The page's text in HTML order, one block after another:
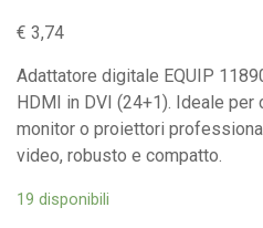
€ 3,74
Adattatore digitale EQUIP
HDMI in DVI (24+1). Ideale
monitor o proiettori
video, robusto e compatto.
19 disponibili